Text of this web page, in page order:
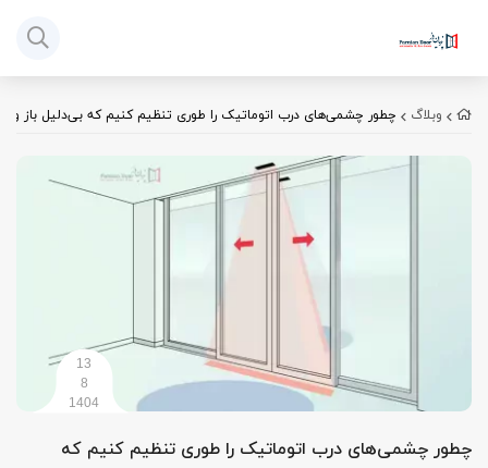
وبلاگ چطور چشمی‌های درب اتوماتیک را طوری تنظیم کنیم که بی‌دلیل باز و
13
8
1404
چطور چشمی‌های درب اتوماتیک را طوری تنظیم کنیم که